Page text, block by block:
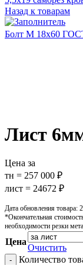
Назад к товарам
Болт М 18х60
Лист
Цена за
тн = 257 000 ₽
лист = 24672 ₽
Дата обновления товара:
*Окончательная
необходимости резки
Цена
Очистить
Количество